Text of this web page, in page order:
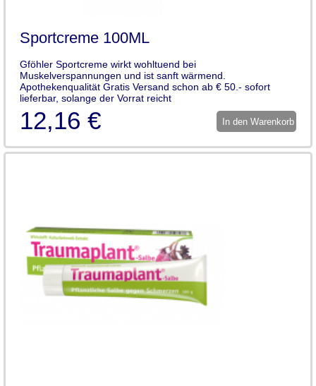
Sportcreme 100ML
Gföhler Sportcreme wirkt wohltuend bei
Muskelverspannungen und ist sanft wärmend.
Apothekenqualität Gratis Versand schon ab € 50.- sofort
lieferbar, solange der Vorrat reicht
12,16 € In den Warenkorb